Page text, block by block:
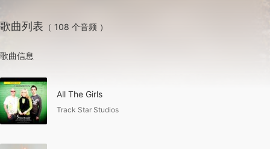
歌曲列表 （ 108 个音频 ）
歌曲信息
All The Girls
Track Star Studios